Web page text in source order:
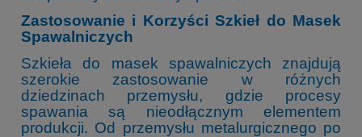
Zastosowanie i Korzyści Szkieł do Masek
Spawalniczych
Szkieła do masek spawalniczych znajdują
szerokie zastosowanie w różnych
dziedzinach przemysłu, gdzie procesy
spawania są nieodłącznym elementem
produkcji. Od przemysłu metalurgicznego po